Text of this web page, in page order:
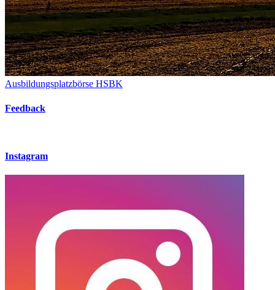
Ausbildungsplatzbörse HSBK
Feedback
Instagram